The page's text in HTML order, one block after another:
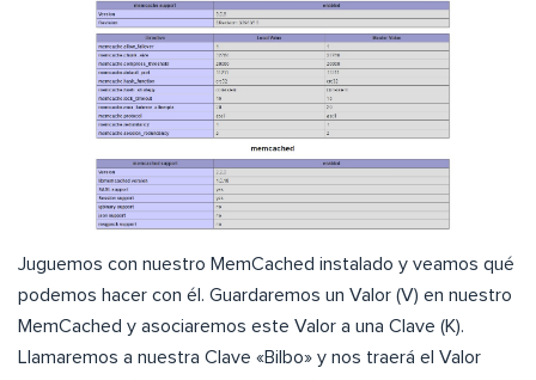
Juguemos con nuestro MemCached instalado y veamos qué
podemos hacer con él. Guardaremos un Valor (V) en nuestro
MemCached y asociaremos este Valor a una Clave (K).
Llamaremos a nuestra Clave «Bilbo» y nos traerá el Valor